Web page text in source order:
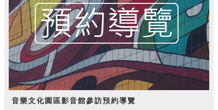
音樂文化園區影音館參訪預約導覽